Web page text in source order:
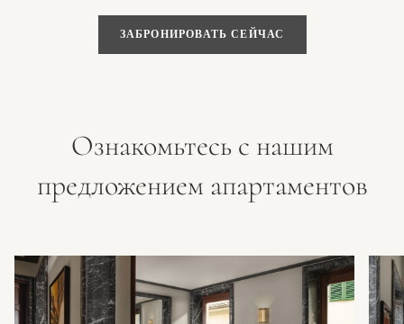
ЗАБРОНИРОВАТЬ СЕЙЧАС
Ознакомьтесь с нашим
предложением апартаментов